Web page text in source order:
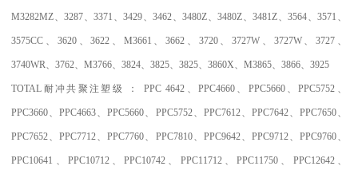
M3282MZ、3287、3371 、3429、3462、3480Z、3480Z、3481Z、3564、3571 、
3575CC 、 3620、3622 、 M3661 、3662 、 3720、3727W 、 3727W、 3727、
3740WR、3762、M3766、3824、3825、3825、3860X、M3865、3866、3925
TOTAL 耐冲共聚注塑级 ：PPC 4642 、PPC4660 、 PPC5660、PPC5752 、
PPC3660、PPC4663、PPC5660、 PPC5752、 PPC7612、 PPC7642、 PPC7650、
PPC7652、PPC7712、PPC7760、 PPC7810、 PPC9642、 PPC9712、 PPC9760、
PPC10641 、 PPC10712、PPC10742 、 PPC11712、PPC11750 、 PPC12642、